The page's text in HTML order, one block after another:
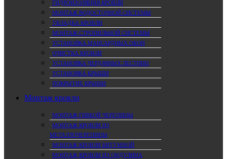
ГИДРОИЗОЛЯЦИЯ КРОВЛИ
МОНТАЖ ВОДОСТОЧНОЙ СИСТЕМЫ
УКЛАДКА КРОВЛИ
МОНТАЖ СТРОПИЛЬНОЙ СИСТЕМЫ
УСТАНОВКА МАНСАРДНЫХ ОКОН
ОЧИСТКА КРОВЛИ
УСТАНОВКА ЧЕРДАЧНЫХ ЛЕСТНИЦ
УСТАНОВКА КРЫШИ
ПОКРЫТИЕ КРЫШИ
Монтаж кровли
МОНТАЖ ГИБКОЙ ЧЕРЕПИЦЫ
МОНТАЖ КРОВЛИ ИЗ
МЕТАЛЛОЧЕРЕПИЦЫ
МОНТАЖ КРОВЛИ БИТУМНОЙ
МОНТАЖ КРОВЛИ ИЗ ОНДУЛИНА